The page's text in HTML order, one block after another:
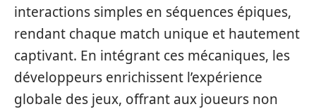
interactions simples en séquences épiques,
rendant chaque match unique et hautement
captivant. En intégrant ces mécaniques, les
développeurs enrichissent l’expérience
globale des jeux, offrant aux joueurs non